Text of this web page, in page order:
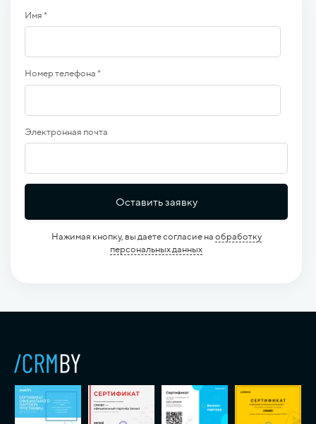
Имя *
Номер телефона *
Электронная почта
Оставить заявку
Нажимая кнопку, вы даете согласие на обработку
персональных данных